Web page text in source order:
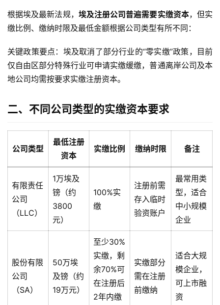
根据埃及最新法规， 埃及注册公司普遍需要实缴资本，但实
缴比例、缴纳时限及最低金额根据公司类型有所不同：
关键政策要点：埃及取消了部分行业的“零实缴”政策，目前
仅自由区部分特殊行业可申请实缴缓缴，普通离岸公司及本
地公司均需按要求实缴注册资本。
二、不同公司类型的实缴资本要求
公司类型
最低注册
资本
实缴比例 缴纳时限 备注
有限责任
公司
（LLC）
1万埃及
镑（约
3800
元）
100%实
缴
注册前需
存入临时
验资账户
最常用类
型，适合
中小规模
企业
股份有限
公司
（SA）
50万埃
及镑（约
19万元）
至少30%
实缴，剩
余70%可
在注册后
2年内缴
实缴部分
需在注册
前缴纳
适合大规
模企业，
可上市融
资